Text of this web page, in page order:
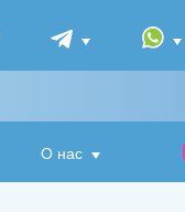
О нас